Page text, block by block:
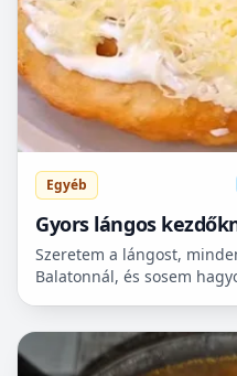
Egyéb
Gyors lángos
Szeretem a lángost,
Balatonnál, és sosem